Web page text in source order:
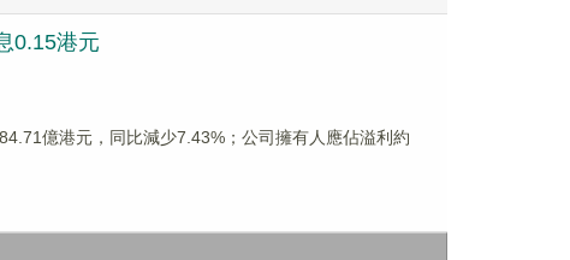
0.15港元
億港元，同比減少7.43%；公司擁有人應佔溢利約